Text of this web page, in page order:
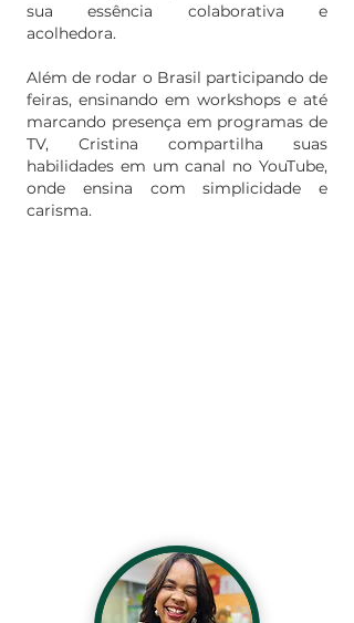
sua essência colaborativa e
acolhedora.
Além de rodar o Brasil participando de
feiras, ensinando em workshops e até
marcando presença em programas de
TV, Cristina compartilha suas
habilidades em um canal no YouTube,
onde ensina com simplicidade e
carisma.